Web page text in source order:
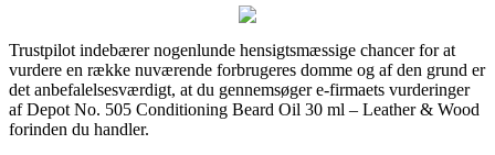
Trustpilot indebærer nogenlunde hensigtsmæssige chancer for at
vurdere en række nuværende forbrugeres domme og af den grund er
det anbefalelsesværdigt, at du gennemsøger e-firmaets vurderinger
af Depot No. 505 Conditioning Beard Oil 30 ml – Leather & Wood
forinden du handler.